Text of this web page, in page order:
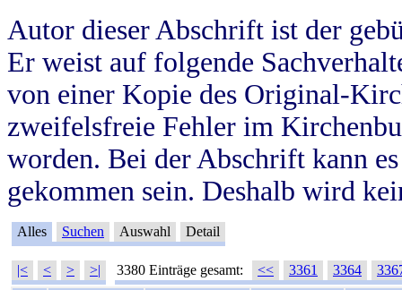
Autor dieser Abschrift ist der
Er weist auf folgende
von einer Kopie des Original-
zweifelsfreie Fehler im
worden. Bei der Abschrift kann
gekommen sein. Deshalb wird
Alles Suchen Auswahl Detail
|< < > >| 3380 Einträge gesamt: << 3361 3364